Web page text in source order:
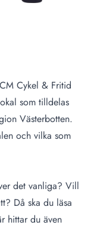
CM Cykel & Fritid
som tilldelas
Västerbotten.
och vilka som
det vanliga? Vill
Då ska du läsa
hittar du även